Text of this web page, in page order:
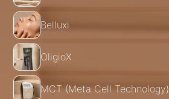
Belluxi
OligioX
MCT (Meta Cell Technology)